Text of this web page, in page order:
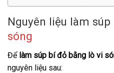
Nguyên liệu làm
sóng
Để làm súp bí đỏ bằng lò vi
nguyên liệu sau: